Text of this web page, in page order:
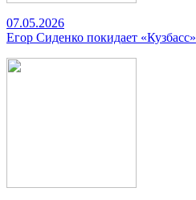
07.05.2026
Егор Сиденко покидает «Кузбасс»